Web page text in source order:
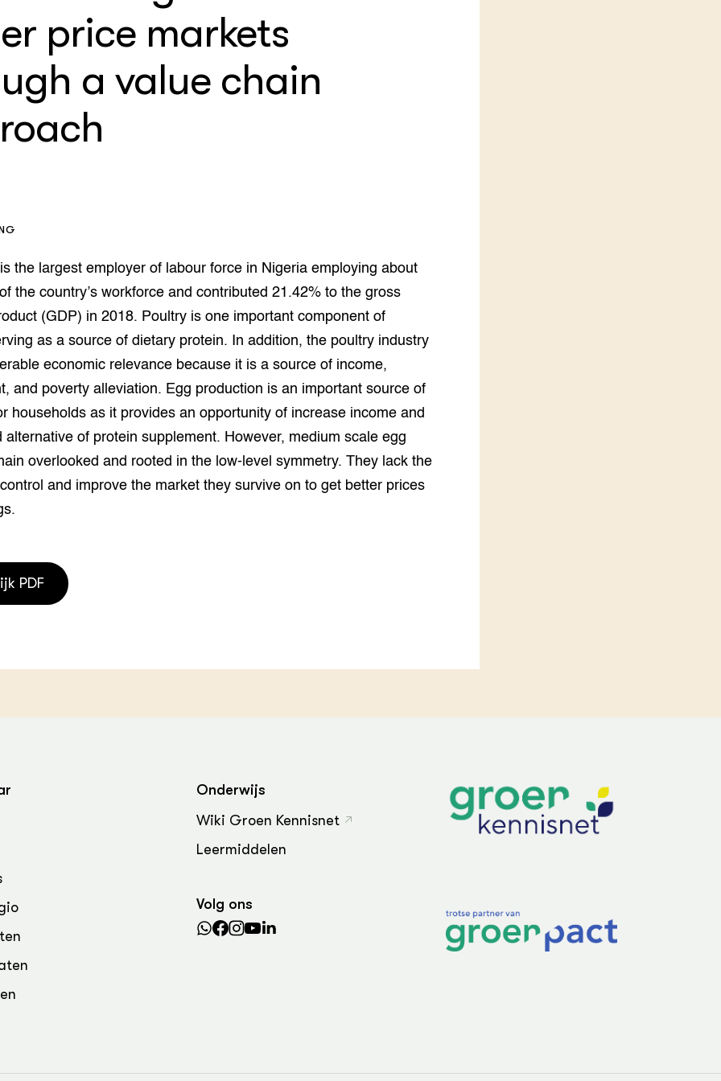
economy
en infra
Maat projecten
Innovatieloket
& Biologisch
Aanpakken
Pigs
Digitalisering &
en
exoten
genetische
price markets
a value chain
the largest employer of labour force in Nigeria employing about
the country’s workforce and contributed 21.42% to the gross
(GDP) in 2018. Poultry is one important component of
as a source of dietary protein. In addition, the poultry industry
economic relevance because it is a source of income,
and poverty alleviation. Egg production is an important source of
households as it provides an opportunity of increase income and
alternative of protein supplement. However, medium scale egg
overlooked and rooted in the low-level symmetry. They lack the
and improve the market they survive on to get better prices
PDF
Onderwijs
Wiki Groen Kennisnet
Leermiddelen
Volg ons